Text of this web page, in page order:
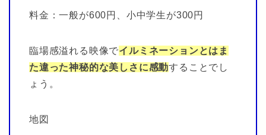
料金：一般が600円、小中学生が300円
臨場感溢れる映像でイルミネーションとはま
た違った神秘的な美しさに感動することでし
ょう。
地図